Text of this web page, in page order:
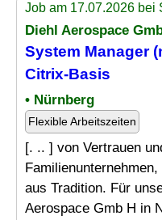
Job am 17.07.2026 bei
Diehl Aerospace
System Manager
Citrix-Basis
• Nürnberg
Flexible Arbeitszeiten
[. .. ] von Vertrauen
aus Tradition. Für
Aerospace Gmb H in